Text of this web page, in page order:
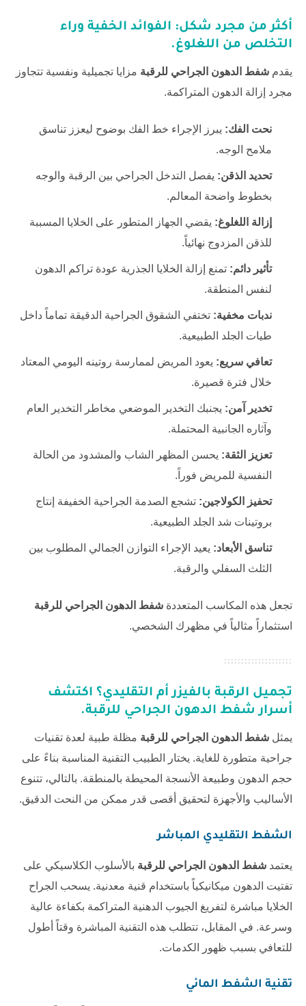
أكثر من مجرد شكل: الفوائد الخفية وراء
التخلص من اللغلوغ.
يقدم شفط الدهون الجراحي للرقبة مزايا تجميلية ونفسية تتجاوز
مجرد إزالة الدهون المتراكمة.
نحت الفك: يبرز الإجراء خط الفك بوضوح ليعزز تناسق
ملامح الوجه.
تحديد الذقن: يفصل التدخل الجراحي بين الرقبة والوجه
بخطوط واضحة المعالم.
إزالة اللغلوغ: يقضي الجهاز المتطور على الخلايا المسببة
للذقن المزدوج نهائياً.
تأثير دائم: تمنع إزالة الخلايا الجذرية عودة تراكم الدهون
لنفس المنطقة.
ندبات مخفية: تختفي الشقوق الجراحية الدقيقة تماماً داخل
طيات الجلد الطبيعية.
تعافي سريع: يعود المريض لممارسة روتينه اليومي المعتاد
خلال فترة قصيرة.
تخدير آمن: يجنبك التخدير الموضعي مخاطر التخدير العام
وآثاره الجانبية المحتملة.
تعزيز الثقة: يحسن المظهر الشاب والمشدود من الحالة
النفسية للمريض فوراً.
تحفيز الكولاجين: تشجع الصدمة الجراحية الخفيفة إنتاج
بروتينات شد الجلد الطبيعية.
تناسق الأبعاد: يعيد الإجراء التوازن الجمالي المطلوب بين
الثلث السفلي والرقبة.
تجعل هذه المكاسب المتعددة شفط الدهون الجراحي للرقبة
استثماراً مثالياً في مظهرك الشخصي.
تجميل الرقبة بالفيزر أم التقليدي؟ اكتشف
أسرار شفط الدهون الجراحي للرقبة.
يمثل شفط الدهون الجراحي للرقبة مظلة طبية لعدة تقنيات
جراحية متطورة للغاية. يختار الطبيب التقنية المناسبة بناءً على
حجم الدهون وطبيعة الأنسجة المحيطة بالمنطقة. بالتالي، تتنوع
الأساليب والأجهزة لتحقيق أقصى قدر ممكن من النحت الدقيق.
الشفط التقليدي المباشر
يعتمد شفط الدهون الجراحي للرقبة بالأسلوب الكلاسيكي على
تفتيت الدهون ميكانيكياً باستخدام قنية معدنية. يسحب الجراح
الخلايا مباشرة لتفريغ الجيوب الدهنية المتراكمة بكفاءة عالية
وسرعة. في المقابل، تتطلب هذه التقنية المباشرة وقتاً أطول
للتعافي بسبب ظهور الكدمات.
تقنية الشفط المائي